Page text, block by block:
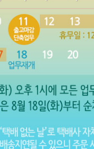
발목
양말 (전체보기)